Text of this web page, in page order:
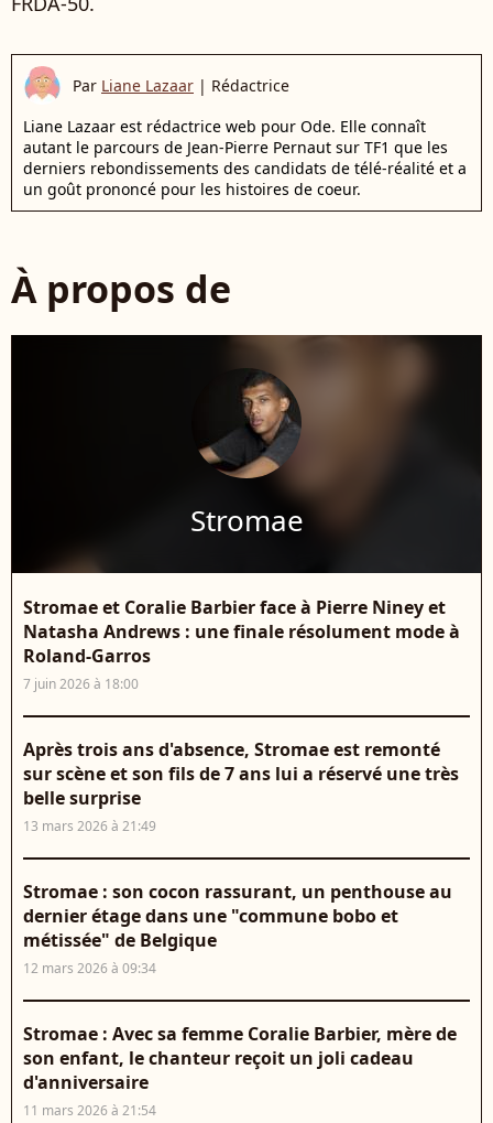
Par Liane Lazaar | Rédactrice
Liane Lazaar est rédactrice web pour Ode. Elle connaît
autant le parcours de Jean-Pierre Pernaut sur TF1 que les
derniers rebondissements des candidats de télé-réalité et a
un goût prononcé pour les histoires de coeur.
À propos de
Stromae
Stromae et Coralie Barbier face à Pierre Niney et
Natasha Andrews : une finale résolument mode à
Roland-Garros
7 juin 2026 à 18:00
Après trois ans d'absence, Stromae est remonté
sur scène et son fils de 7 ans lui a réservé une très
belle surprise
13 mars 2026 à 21:49
Stromae : son cocon rassurant, un penthouse au
dernier étage dans une "commune bobo et
métissée" de Belgique
12 mars 2026 à 09:34
Stromae : Avec sa femme Coralie Barbier, mère de
son enfant, le chanteur reçoit un joli cadeau
d'anniversaire
11 mars 2026 à 21:54